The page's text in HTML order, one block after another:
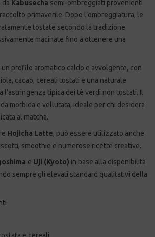
Kabusecha semi-ombreggiati provenienti
primaverile. Dopo l’ombreggiatura, le
tostate secondo la tradizione
macinate fino a ottenere una
profilo aromatico caldo e avvolgente, con
cacao, cereali tostati e una naturale
l’astringenza tipica dei tè verdi non tostati. Il
morbida e vellutata, ideale per chi desidera
al matcha.
Hojicha Latte, può essere utilizzato anche
smoothie e numerose ricette creative.
e Uji (Kyoto) in base alla disponibilità
sempre gli elevati standard qualitativi della
e cereali